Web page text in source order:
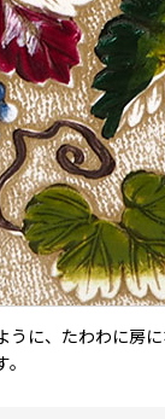
に、たわわに
。